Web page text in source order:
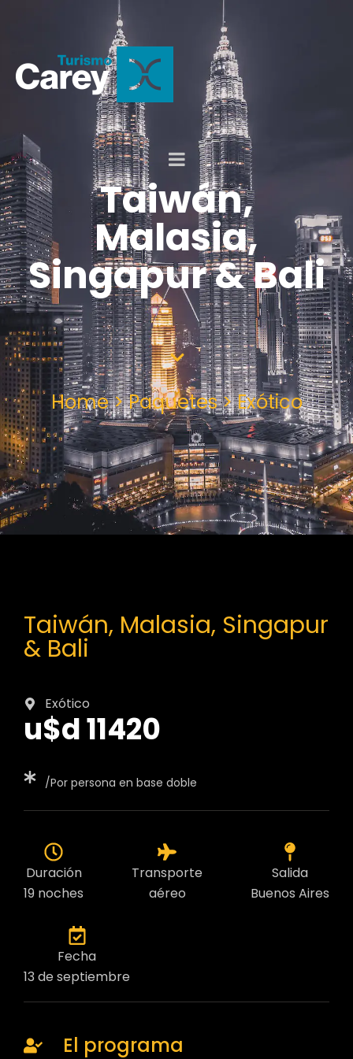
Taiwán,
Malasia,
Singapur & Bali
Home > Paquetes > Exótico
Taiwán, Malasia, Singapur
& Bali
Exótico
u$d 11420
/Por persona en base doble
Duración
19 noches
Transporte
aéreo
Salida
Buenos Aires
Fecha
13 de septiembre
El programa